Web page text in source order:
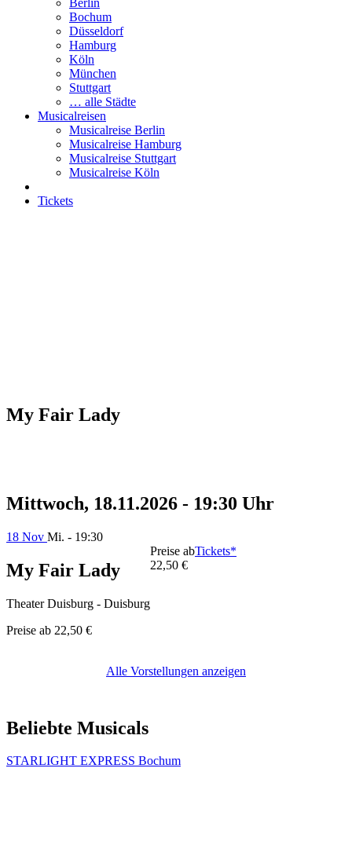
Berlin
Bochum
Düsseldorf
Hamburg
Köln
München
Stuttgart
… alle Städte
Musicalreisen
Musicalreise Berlin
Musicalreise Hamburg
Musicalreise Stuttgart
Musicalreise Köln
Tickets
My Fair Lady
Mittwoch, 18.11.2026 - 19:30 Uhr
18 Nov Mi. - 19:30
My Fair Lady
Theater Duisburg - Duisburg
Preise ab 22,50 €
Preise ab
22,50 €
Tickets*
Alle Vorstellungen anzeigen
Beliebte Musicals
STARLIGHT EXPRESS Bochum